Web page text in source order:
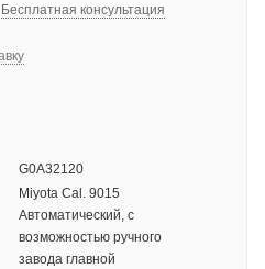
Бесплатная консультация
G0A32120
Miyota Cal. 9015
Автоматический, с
возможностью ручного
завода главной